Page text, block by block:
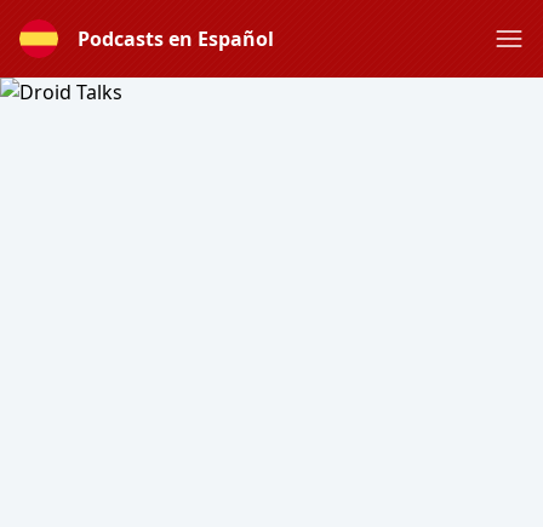
Podcasts en Español